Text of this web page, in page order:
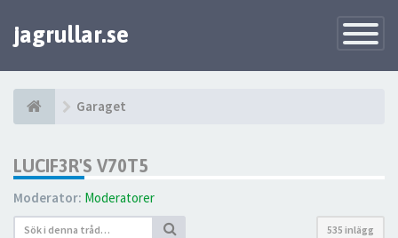
Toggle
jagrullar.se
Garaget
LUCIF3R'S V70T5
Moderator: Moderatorer
535 inlägg